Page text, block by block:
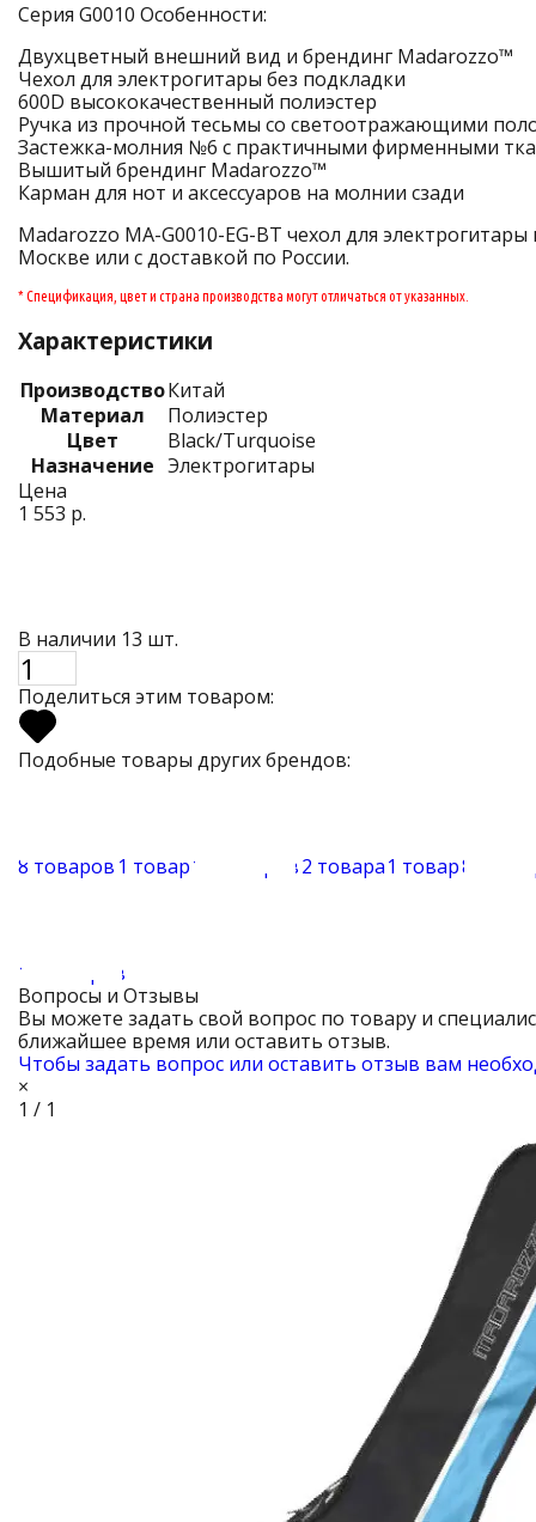
Серия G0010 Особенности:
Двухцветный внешний вид и брендинг Madarozzo™
Чехол для электрогитары без подкладки
600D высококачественный полиэстер
Ручка из прочной тесьмы со светоотражающими
Застежка-молния №6 с практичными фирменными
Вышитый брендинг Madarozzo™
Карман для нот и аксессуаров на молнии сзади
Madarozzo MA-G0010-EG-BT чехол для
Москве или с доставкой по России.
* Спецификация, цвет и страна производства могут отличаться от указанных.
Характеристики
ПроизводствоКитай
Материал
Полиэстер
Цвет
Black/Turquoise
Назначение Электрогитары
Цена
1 553 р.
В наличии 13 шт.
Поделиться этим товаром:
Подобные товары других брендов:
8 товаров 1 товар16 товаров2 товара1 товар89
14 товаров
Вопросы и Отзывы
Вы можете задать свой вопрос по товару и
ближайшее время или оставить отзыв.
Чтобы задать вопрос или оставить отзыв вам
×
1 / 1